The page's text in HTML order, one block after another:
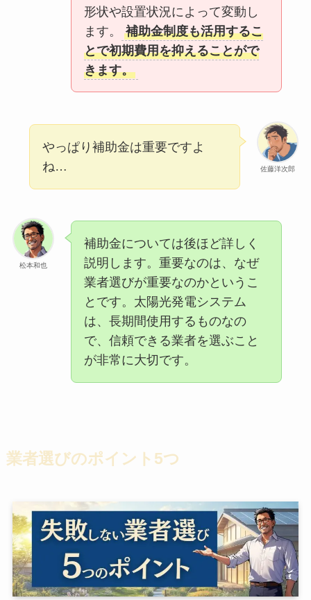
形状や設置状況によって変動し
ます。
補助金制度も活用するこ
とで初期費用を抑えることがで
きます。
佐藤洋次郎
やっぱり補助金は重要ですよ
ね…
松本和也
補助金については後ほど詳しく
説明します。重要なのは、なぜ
業者選びが重要なのかというこ
とです。太陽光発電システム
は、長期間使用するものなの
で、信頼できる業者を選ぶこと
が非常に大切です。
業者選びのポイント5つ